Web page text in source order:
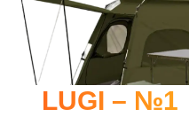
LUGI – №1